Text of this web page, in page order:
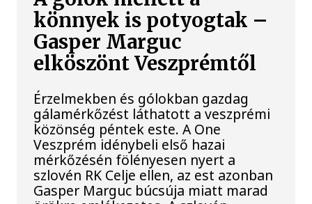
könnyek is potyogtak –
Gasper Marguc
elköszönt Veszprémtől
Érzelmekben és gólokban gazdag
gálamérkőzést láthatott a veszprémi
közönség péntek este. A One
Veszprém idénybeli első hazai
mérkőzésén fölényesen nyert a
szlovén RK Celje ellen, az est azonban
Gasper Marguc búcsúja miatt marad